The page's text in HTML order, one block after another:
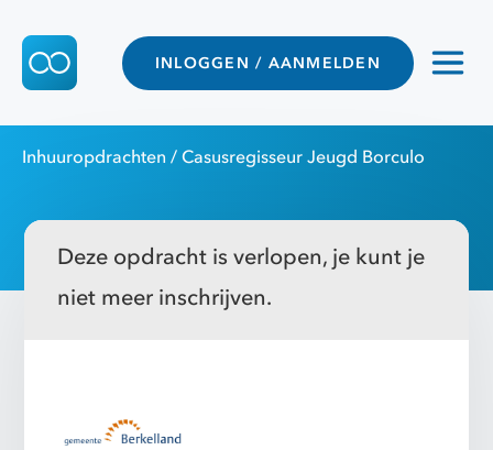
INLOGGEN / AANMELDEN
Inhuuropdrachten / Casusregisseur Jeugd Borculo
Deze opdracht is verlopen, je kunt je
niet meer inschrijven.